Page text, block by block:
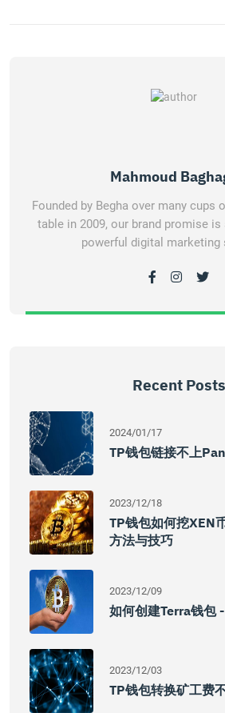
Mahmoud
Founded by Begha over many cups
table in 2009, our brand promise
powerful digital marketing
Recent Posts
2024/01/17
TP钱包链接不上
2023/12/18
TP钱包如何挖XEN
方法与技巧
2023/12/09
如何创建Terra钱包
2023/12/03
TP钱包转换矿工费